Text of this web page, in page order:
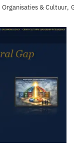
Organisaties & Cultuur,